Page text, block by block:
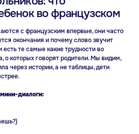
во французском
с французским впервые, они часто
окончания и почему слово звучит
те самые какие трудности во
о которых говорят родители. Мы видим,
через истории, а не таблицы, дети
диалоги: